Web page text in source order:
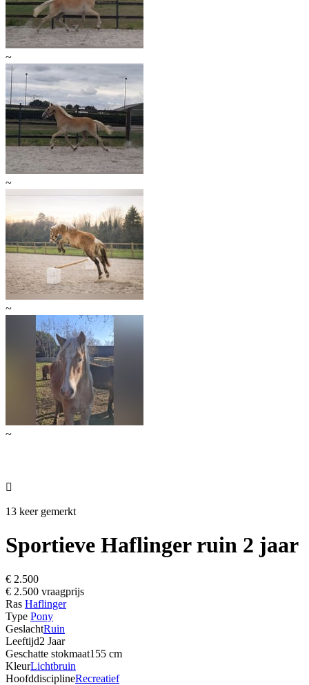
~
~
~
~

13 keer gemerkt
Sportieve Haflinger ruin 2 jaar
€ 2.500
€ 2.500 vraagprijs
Ras Haflinger
Type Pony
GeslachtRuin
Leeftijd2 Jaar
Geschatte stokmaat155 cm
KleurLichtbruin
HoofddisciplineRecreatief